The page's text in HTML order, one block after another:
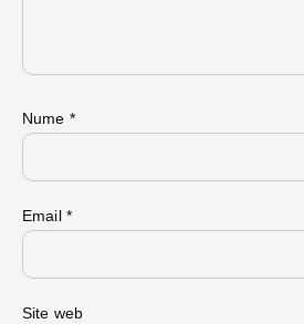
Nume *
Email *
Site web